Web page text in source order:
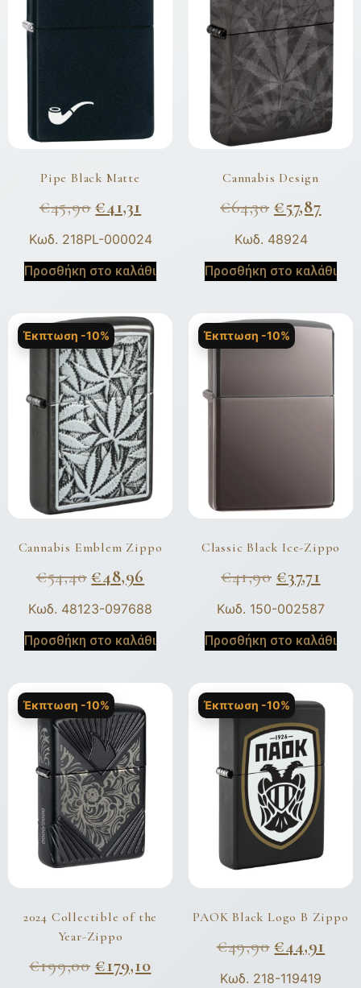
Pipe Black Matte
€45,90 €41,31
Κωδ. 218PL-000024
Προσθήκη στο καλάθι
Cannabis Design
€64,30 €57,87
Κωδ. 48924
Προσθήκη στο καλάθι
Έκπτωση -10%
Cannabis Emblem Zippo
€54,40 €48,96
Κωδ. 48123-097688
Προσθήκη στο καλάθι
Έκπτωση -10%
Classic Black Ice-Zippo
€41,90 €37,71
Κωδ. 150-002587
Προσθήκη στο καλάθι
Έκπτωση -10%
2024 Collectible of the
Year-Zippo
€199,00 €179,10
Έκπτωση -10%
PAOK Black Logo B Zippo
€49,90 €44,91
Κωδ. 218-119419